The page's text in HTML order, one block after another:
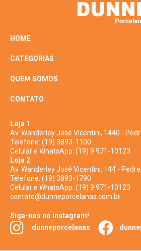
HOME
CATEGORIAS
QUEM SOMOS
CONTATO
Loja 1
Av. Wanderley José Vicentini, 1440 -
Telefone: (19) 3893-1100
Celular e WhatsApp: (19) 9 971-10123
Loja 2
Av. Wanderley José Vicentini, 144 -
Telefone: (19) 3893-1790
Celular e WhatsApp: (19) 9 971-10123
contato@dunneporcelanas.com.br
Siga-nos no instagram!
dunneporcelanas